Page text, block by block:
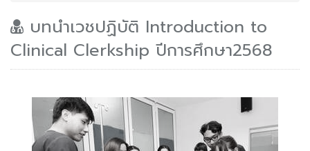
บทนำเวชปฏิบัติ Introduction to
Clinical Clerkship ปีการศึกษา2568